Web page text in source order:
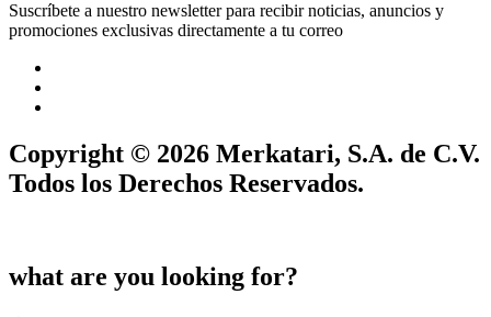
Suscríbete a nuestro newsletter para recibir noticias, anuncios y
promociones exclusivas directamente a tu correo
Copyright © 2026 Merkatari, S.A. de C.V.
Todos los Derechos Reservados.
what are you looking for?